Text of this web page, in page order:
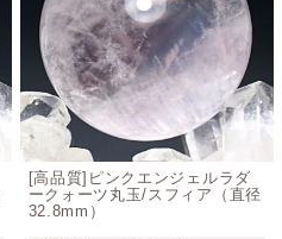
[高品質]ピンクエンジェルラダ
ークォーツ丸玉/スフィア（直径
32.8mm）